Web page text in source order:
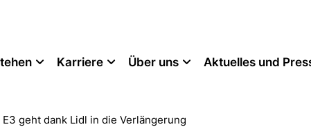
Karriere Über uns Aktuelles und
geht dank Lidl in die Verlängerung